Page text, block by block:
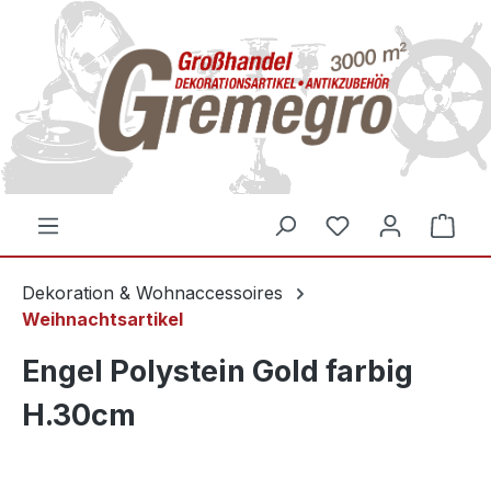
springen
Dekoration & Wohnaccessoires
Weihnachtsartikel
Engel Polystein Gold farbig
H.30cm